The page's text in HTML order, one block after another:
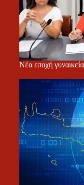
Νέα εποχή